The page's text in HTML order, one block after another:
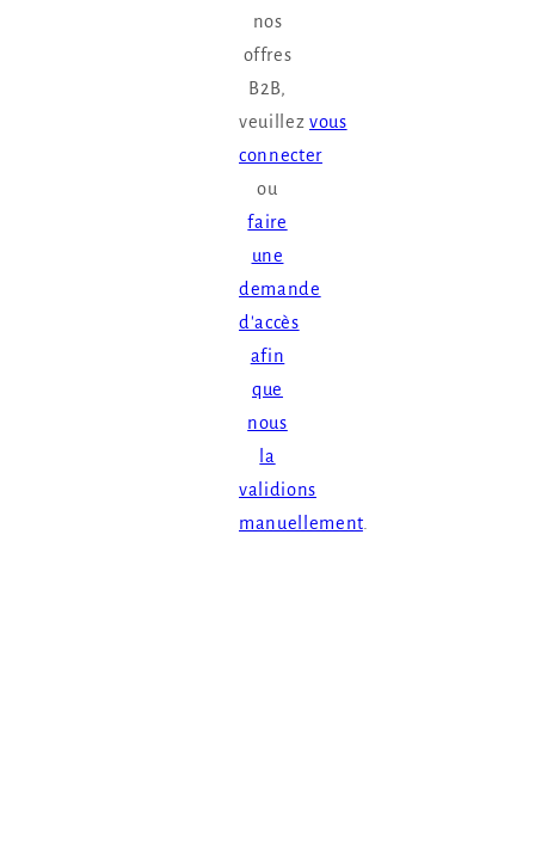
nos
offres
B2B,
veuillez vous
connecter
ou
faire
une
demande
d'accès
afin
que
nous
la
validions
manuellement.